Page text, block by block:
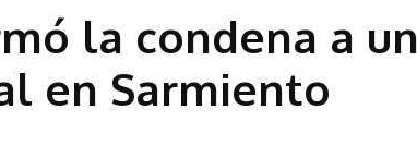
la condena a un
en Sarmiento